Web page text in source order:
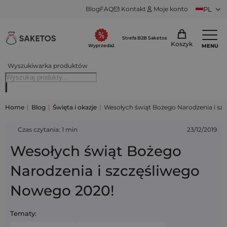
BlogFAQ Kontakt Moje konto PL
Wyszukiwarka produktów
Wyprzedaż
Strefa B2B Saketos
Koszyk MENU
Home | Blog | Święta i okazje | Wesołych świąt Bożego Narodzenia i
Czas czytania: 1 min 23/12/2019
Wesołych świąt Bożego
Narodzenia i szczęśliwego
Nowego 2020!
Tematy: